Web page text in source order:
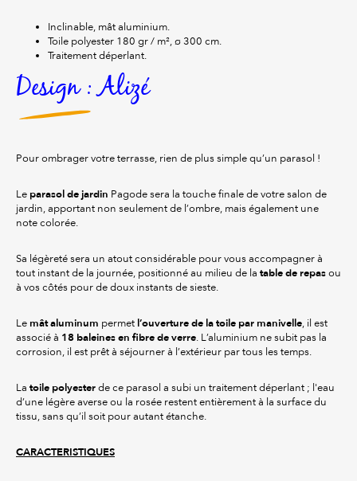
Inclinable, mât aluminium.
Toile polyester 180 gr / m², ø 300 cm.
Traitement déperlant.
Design : Alizé
Pour ombrager votre terrasse, rien de plus simple qu’un parasol !
Le parasol de jardin Pagode sera la touche finale de votre salon de
jardin, apportant non seulement de l’ombre, mais également une
note colorée.
Sa légèreté sera un atout considérable pour vous accompagner à
tout instant de la journée, positionné au milieu de la table de repas ou
à vos côtés pour de doux instants de sieste.
Le mât aluminum permet l’ouverture de la toile par manivelle, il est
associé à 18 baleines en fibre de verre. L’aluminium ne subit pas la
corrosion, il est prêt à séjourner à l’extérieur par tous les temps.
La toile polyester de ce parasol a subi un traitement déperlant ; l'eau
d’une légère averse ou la rosée restent entièrement à la surface du
tissu, sans qu’il soit pour autant étanche.
CARACTERISTIQUES